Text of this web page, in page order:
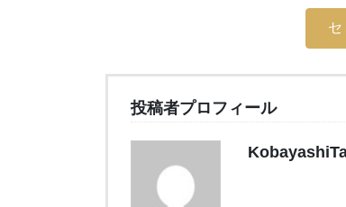
セ
投稿者プロフィール